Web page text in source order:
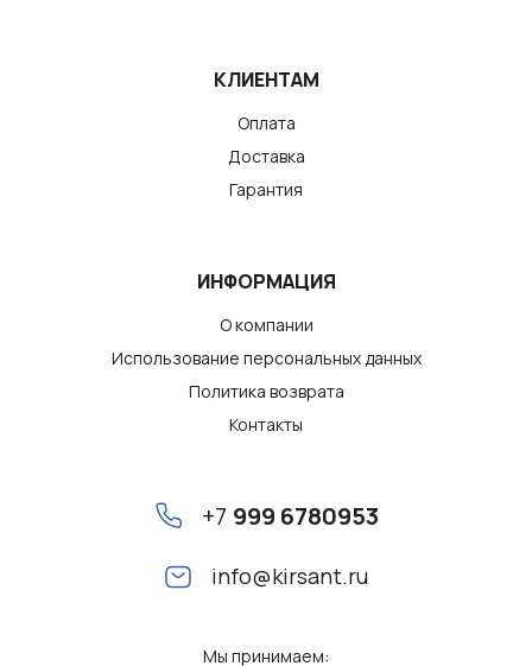
КЛИЕНТАМ
Оплата
Доставка
Гарантия
ИНФОРМАЦИЯ
О компании
Использование персональных данных
Политика возврата
Контакты
+7 999 6780953
info@kirsant.ru
Мы принимаем: